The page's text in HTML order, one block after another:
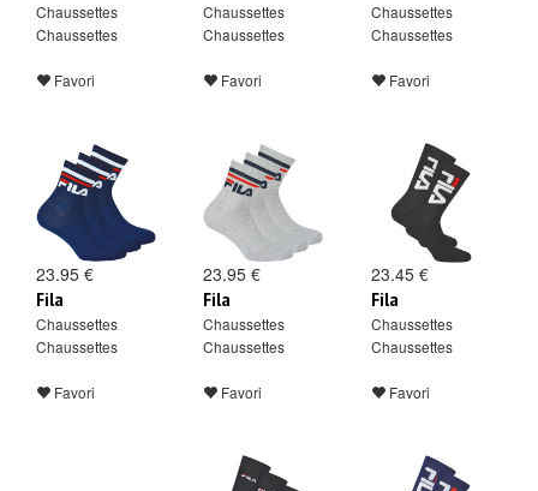
Chaussettes
Chaussettes
Favori
Chaussettes
Chaussettes
Favori
Chaussettes
Chaussettes
Favori
23.95 €
Fila
Chaussettes
Chaussettes
Favori
23.95 €
Fila
Chaussettes
Chaussettes
Favori
23.45 €
Fila
Chaussettes
Chaussettes
Favori